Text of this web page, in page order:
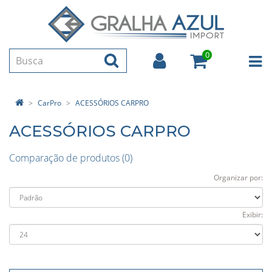
0
CarPro ACESSÓRIOS CARPRO
ACESSÓRIOS CARPRO
Comparação de produtos (0)
Organizar por:
Exibir: